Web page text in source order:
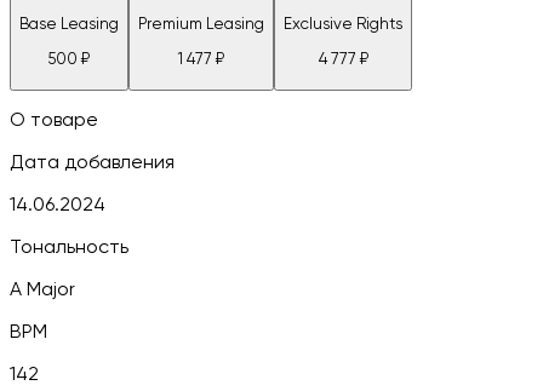
Base Leasing
500 ₽
Premium Leasing
1 477 ₽
Exclusive Rights
4 777 ₽
О товаре
Дата добавления
14.06.2024
Тональность
A Major
BPM
142